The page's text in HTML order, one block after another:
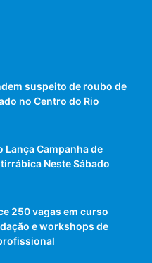
suspeito de roubo de
no Centro do Rio
Lança Campanha de
Neste Sábado
250 vagas em curso
e workshops de